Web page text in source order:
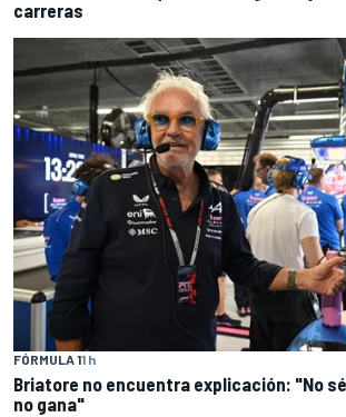
carreras
FÓRMULA 11 h
Briatore no encuentra explicación: "No
no gana"